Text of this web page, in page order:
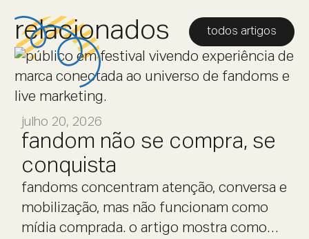
relacionados todos artigos
julho 20, 2026
fandom não se compra, se
conquista
fandoms concentram atenção, conversa e
mobilização, mas não funcionam como
mídia comprada. o artigo mostra como